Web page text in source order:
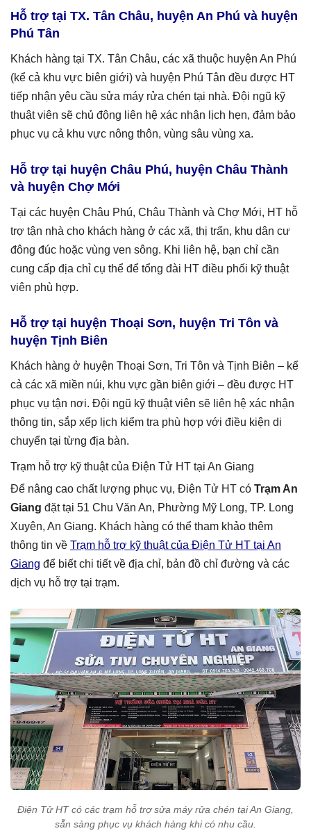
Hỗ trợ tại TX. Tân Châu, huyện An Phú và huyện
Phú Tân
Khách hàng tại TX. Tân Châu, các xã thuộc huyện An Phú
(kể cả khu vực biên giới) và huyện Phú Tân đều được HT
tiếp nhận yêu cầu sửa máy rửa chén tại nhà. Đội ngũ kỹ
thuật viên sẽ chủ động liên hệ xác nhận lịch hẹn, đảm bảo
phục vụ cả khu vực nông thôn, vùng sâu vùng xa.
Hỗ trợ tại huyện Châu Phú, huyện Châu Thành
và huyện Chợ Mới
Tại các huyện Châu Phú, Châu Thành và Chợ Mới, HT hỗ
trợ tận nhà cho khách hàng ở các xã, thị trấn, khu dân cư
đông đúc hoặc vùng ven sông. Khi liên hệ, bạn chỉ cần
cung cấp địa chỉ cụ thể để tổng đài HT điều phối kỹ thuật
viên phù hợp.
Hỗ trợ tại huyện Thoại Sơn, huyện Tri Tôn và
huyện Tịnh Biên
Khách hàng ở huyện Thoại Sơn, Tri Tôn và Tịnh Biên – kể
cả các xã miền núi, khu vực gần biên giới – đều được HT
phục vụ tận nơi. Đội ngũ kỹ thuật viên sẽ liên hệ xác nhận
thông tin, sắp xếp lịch kiểm tra phù hợp với điều kiện di
chuyển tại từng địa bàn.
Trạm hỗ trợ kỹ thuật của Điện Tử HT tại An Giang
Để nâng cao chất lượng phục vụ, Điện Tử HT có Trạm An
Giang đặt tại 51 Chu Văn An, Phường Mỹ Long, TP. Long
Xuyên, An Giang. Khách hàng có thể tham khảo thêm
thông tin về Trạm hỗ trợ kỹ thuật của Điện Tử HT tại An
Giang để biết chi tiết về địa chỉ, bản đồ chỉ đường và các
dịch vụ hỗ trợ tại trạm.
Điện Tử HT có các trạm hỗ trợ sửa máy rửa chén tại An Giang,
sẵn sàng phục vụ khách hàng khi có nhu cầu.